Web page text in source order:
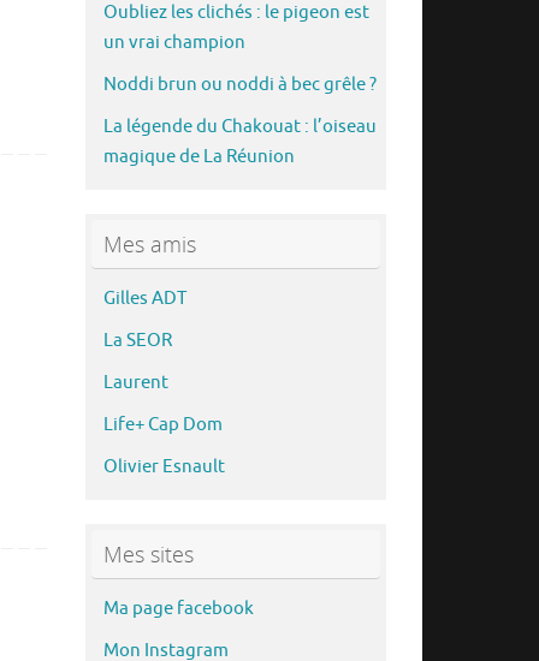
Oubliez les clichés : le pigeon est
un vrai champion
Noddi brun ou noddi à bec grêle ?
La légende du Chakouat : l’oiseau
magique de La Réunion
Mes amis
Gilles ADT
La SEOR
Laurent
Life+ Cap Dom
Olivier Esnault
Mes sites
Ma page facebook
Mon Instagram